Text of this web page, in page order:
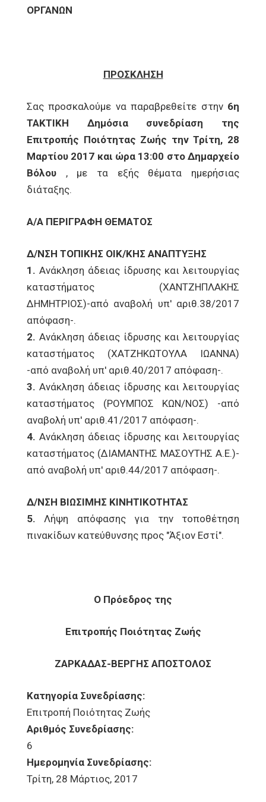
ΟΡΓΑΝΩΝ
ΠΡΟΣΚΛΗΣΗ
Σας προσκαλούμε να παραβρεθείτε στην 6η
ΤΑΚΤΙΚΗ Δημόσια συνεδρίαση της
Επιτροπής Ποιότητας Ζωής την Τρίτη, 28
Μαρτίου 2017 και ώρα 13:00 στο Δημαρχείο
Βόλου , με τα εξής θέματα ημερήσιας
διάταξης.
Α/Α ΠΕΡΙΓΡΑΦΗ ΘΕΜΑΤΟΣ
Δ/ΝΣΗ ΤΟΠΙΚΗΣ ΟΙΚ/ΚΗΣ ΑΝΑΠΤΥΞΗΣ
1. Ανάκληση άδειας ίδρυσης και λειτουργίας
καταστήματος (ΧΑΝΤΖΗΠΛΑΚΗΣ
ΔΗΜΗΤΡΙΟΣ)-από αναβολή υπ' αριθ.38/2017
απόφαση-.
2. Ανάκληση άδειας ίδρυσης και λειτουργίας
καταστήματος (ΧΑΤΖΗΚΩΤΟΥΛΑ ΙΩΑΝΝΑ)
-από αναβολή υπ' αριθ.40/2017 απόφαση-.
3. Ανάκληση άδειας ίδρυσης και λειτουργίας
καταστήματος (ΡΟΥΜΠΟΣ ΚΩΝ/ΝΟΣ) -από
αναβολή υπ' αριθ.41/2017 απόφαση-.
4. Ανάκληση άδειας ίδρυσης και λειτουργίας
καταστήματος (ΔΙΑΜΑΝΤΗΣ ΜΑΣΟΥΤΗΣ Α.Ε.)-
από αναβολή υπ' αριθ.44/2017 απόφαση-.
Δ/ΝΣΗ ΒΙΩΣΙΜΗΣ ΚΙΝΗΤΙΚΟΤΗΤΑΣ
5. Λήψη απόφασης για την τοποθέτηση
πινακίδων κατεύθυνσης προς "Άξιον Εστί".
Ο Πρόεδρος της
Επιτροπής Ποιότητας Ζωής
ΖΑΡΚΑΔΑΣ-ΒΕΡΓΗΣ ΑΠΟΣΤΟΛΟΣ
Κατηγορία Συνεδρίασης:
Επιτροπή Ποιότητας Ζωής
Αριθμός Συνεδρίασης:
6
Ημερομηνία Συνεδρίασης:
Τρίτη, 28 Μάρτιος, 2017